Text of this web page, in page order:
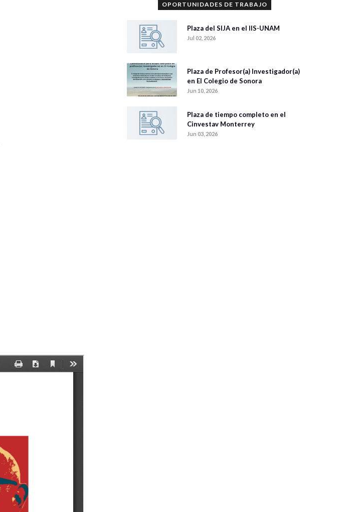
OPORTUNIDADES DE TRABAJO
Plaza del SIJA en el IIS-UNAM
Jul 02, 2026
Plaza de Profesor(a) Investigador(a)
en El Colegio de Sonora
Jun 10, 2026
Plaza de tiempo completo en el
Cinvestav Monterrey
Jun 03, 2026